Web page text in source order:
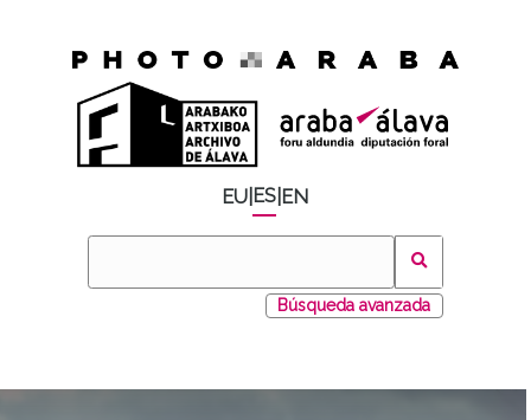
EU ES EN
Búsqueda avanzada